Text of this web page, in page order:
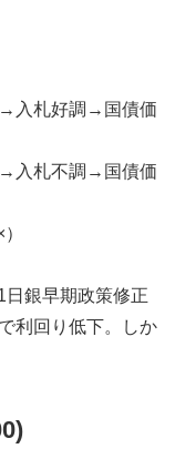
→入札好調→国債価
→入札不調→国債価
日銀早期政策修正
利回り低下。しか